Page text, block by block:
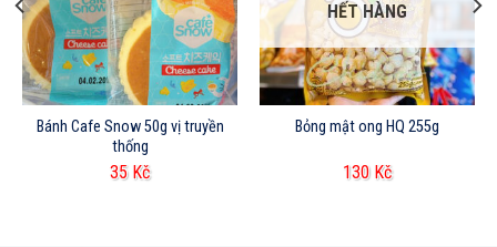
Bánh Cafe Snow 50g vị truyền
thống
35 Kč
HẾT HÀNG
Bỏng mật ong HQ 255g
130 Kč